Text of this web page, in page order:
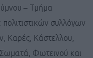
– Τμήμα
συλλόγων
Καρές, Κάστελλου,
Φωτεινού και